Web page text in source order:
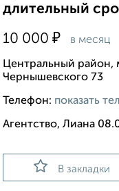
длительный
10 000 ₽ в месяц
Центральный
Чернышевского 73
Телефон: показать
Агентство, Лиана
В закладки